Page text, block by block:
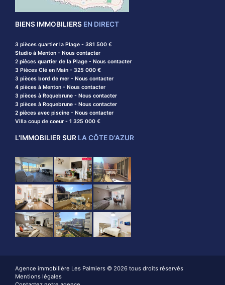
BIENS IMMOBILIERS EN DIRECT
3 pièces quartier la Plage - 381 500 €
Studio à Menton - Nous contacter
2 pièces quartier de la Plage - Nous contacter
3 Pièces Clé en Main - 325 000 €
3 pièces bord de mer - Nous contacter
4 pièces à Menton - Nous contacter
3 pièces à Roquebrune - Nous contacter
3 pièces à Roquebrune - Nous contacter
2 pièces avec piscine - Nous contacter
Villa coup de coeur - 1 325 000 €
L'IMMOBILIER SUR LA CÔTE D'AZUR
Agence immobilière Les Palmiers © 2026 tous droits réservés
Mentions légales